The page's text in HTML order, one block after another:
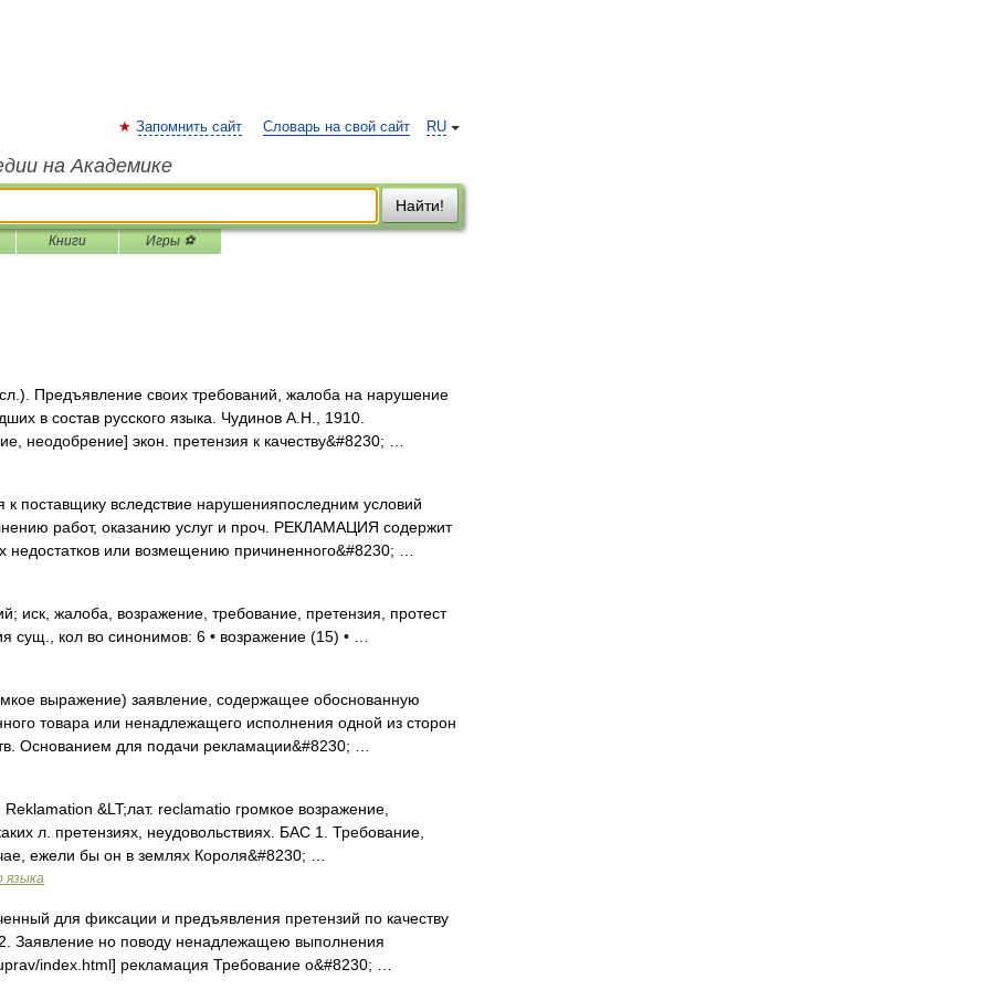
RU
Запомнить сайт Словарь на свой сайт
на Академике
Найти!
Книги Игры ⚽
Предъявление своих требований, жалоба на нарушение
в состав русского языка. Чудинов А.Н., 1910.
неодобрение] экон. претензия к качеству&#8230; …
поставщику вследствие нарушенияпоследним условий
работ, оказанию услуг и проч. РЕКЛАМАЦИЯ содержит
или возмещению причиненного&#8230; …
иск, жалоба, возражение, требование, претензия, протест
сущ., кол во синонимов: 6 • возражение (15) • …
выражение) заявление, содержащее обоснованную
товара или ненадлежащего исполнения одной из сторон
Основанием для подачи рекламации&#8230; …
&LT;лат. reclamatio громкое возражение,
л. претензиях, неудовольствиях. БАС 1. Требование,
ежели бы он в землях Короля&#8230; …
языка
для фиксации и предъявления претензий по качеству
Заявление но поводу ненадлежащею выполнения
index.html] рекламация Требование о&#8230; …